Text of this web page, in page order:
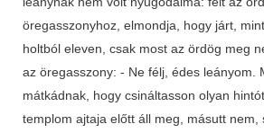
öregasszonyhoz, elmondja, hogy járt,
holtból eleven, csak most az ördög meg
az öregasszony: - Ne félj, édes leányom.
mátkádnak, hogy csináltasson olyan
templom ajtaja előtt áll meg, másutt nem,